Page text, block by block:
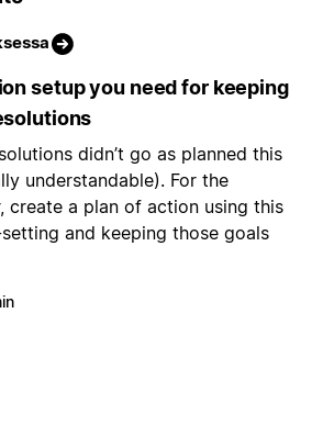
setup you need for keeping
didn’t go as planned this
understandable). For the
create a plan of action using this
and keeping those goals